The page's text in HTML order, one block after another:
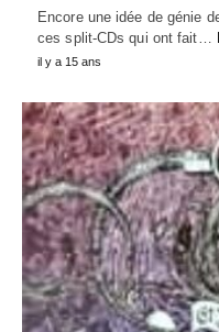
Encore une idée de génie
ces split-CDs qui ont fait…
il y a 15 ans